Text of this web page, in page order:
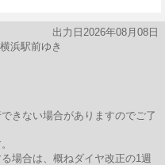
出力日2026年08月08日
浜駅前ゆき
きない場合がありますのでご了
場合は、概ねダイヤ改正の1週